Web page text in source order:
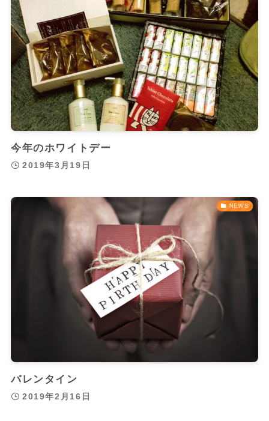
今年のホワイトデー
2019年3月19日
NEWS
バレンタイン
2019年2月16日